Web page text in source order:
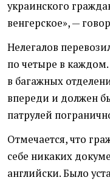
украинского
венгерское», —
Нелегалов
по четыре в
в багажных
впереди и должен
патрулей
Отмечается, что
себе никаких
английски. Было